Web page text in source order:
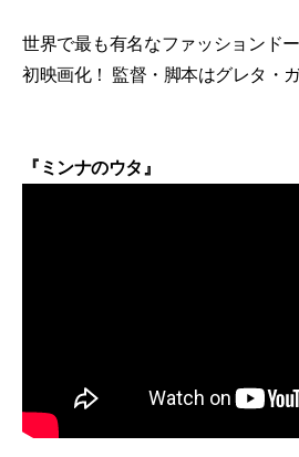
世界で最も有名なファッションド
初映画化！ 監督・脚本はグレタ・ガ
『ミンナのウタ』